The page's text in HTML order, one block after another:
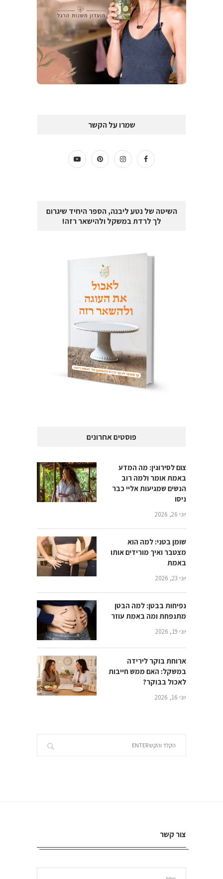
שמרו על הקשר
השיטה של נטע ליבנה, הספר היחיד שיגרום
לך לרדת במשקל ולהישאר רזה!
פוסטים אחרונים
צום לסירוגין: מה המדע
באמת אומר ולמה רוב
הנשים שמגיעות אליי כבר
ניסו
יוני 26, 2026
שומן בטני: למה הוא
מצטבר ואיך מורידים אותו
באמת
יוני 23, 2026
נפיחות בבטן: למה הבטן
מתנפחת ומה באמת עוזר
יוני 19, 2026
ארוחת בוקר לירידה
במשקל: האם ממש חייבות
לאכול בבוקר?
יוני 16, 2026
צור קשר